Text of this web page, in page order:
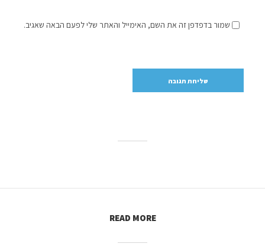
שמור בדפדפן זה את השם, האימייל והאתר שלי לפעם הבאה שאגיב.
READ MORE